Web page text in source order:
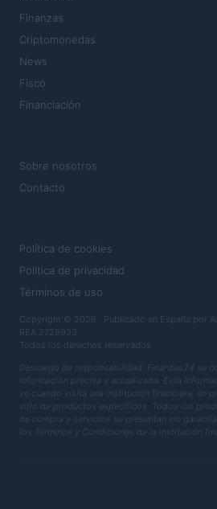
Finanzas
Criptomonedas
News
Fisco
Financiación
Sobre nosotros
Contacto
Política de cookies
Política de privacidad
Términos de uso
Copyright © 2026 · Publicado en España por
REA 2729933
Todos los derechos reservados
Descargo de responsabilidad: Finanzas24 se
información precisa y actualizada. Esta
ve cuando visita una institución financiera, un
sitio de productos específicos. Todos los
de compra y servicios se presentan sin
los Términos y Condiciones de la institución